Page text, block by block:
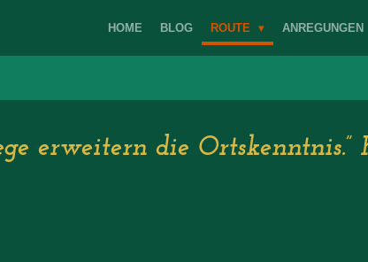
HOME BLOG ROUTE ANREGUNGEN
erweitern die